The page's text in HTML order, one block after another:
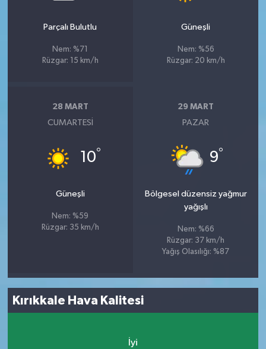
Parçalı Bulutlu
Nem: %71
Rüzgar: 15 km/h
Güneşli
Nem: %56
Rüzgar: 20 km/h
28 MART
CUMARTESI
10°
Güneşli
Nem: %59
Rüzgar: 35 km/h
29 MART
PAZAR
9°
Bölgesel düzensiz yağmur
yağışlı
Nem: %66
Rüzgar: 37 km/h
Yağış Olasılığı: %87
Kırıkkale Hava Kalitesi
İyi